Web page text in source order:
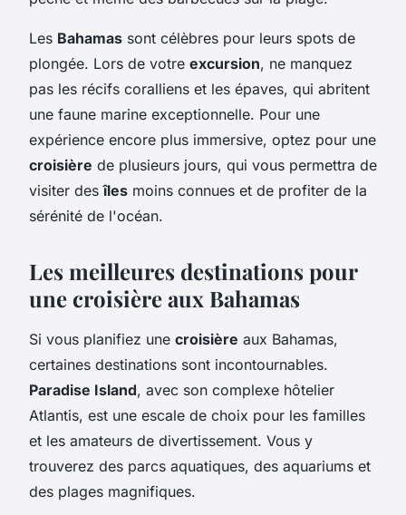
Les Bahamas sont célèbres pour leurs spots de
plongée. Lors de votre excursion, ne manquez
pas les récifs coralliens et les épaves, qui abritent
une faune marine exceptionnelle. Pour une
expérience encore plus immersive, optez pour une
croisière de plusieurs jours, qui vous permettra de
visiter desîles moins connues et de profiter de la
sérénité de l'océan.
Les meilleures destinations pour
une croisière aux Bahamas
Si vous planifiez une croisière aux Bahamas,
certaines destinations sont incontournables.
Paradise Island, avec son complexe hôtelier
Atlantis, est une escale de choix pour les familles
et les amateurs de divertissement. Vous y
trouverez des parcs aquatiques, des aquariums et
des plages magnifiques.